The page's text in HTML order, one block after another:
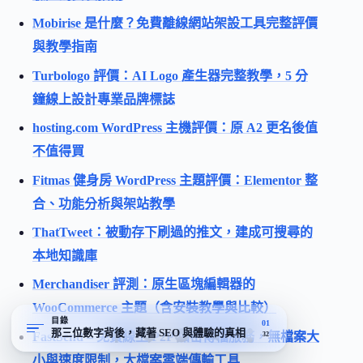
Mobirise 是什麼？免費離線網站架設工具完整評價
與教學指南
Turbologo 評價：AI Logo 產生器完整教學，5 分
鐘線上設計專業品牌標誌
hosting.com WordPress 主機評價：原 A2 更名後值
不值得買
Fitmas 健身房 WordPress 主題評價：Elementor 整
合、功能分析與架站教學
ThatTweet：被動存下刷過的推文，建成可搜尋的
本地知識庫
Merchandiser 評測：原生區塊編輯器的
WooCommerce 主題（含安裝教學與比較）
FastSend – 免費線上 P2P 加密傳檔服務，無檔案大
小與速度限制，大檔案雲端傳輸工具
目錄
那三位數字背後，藏著 SEO 與體驗的真相
01
32